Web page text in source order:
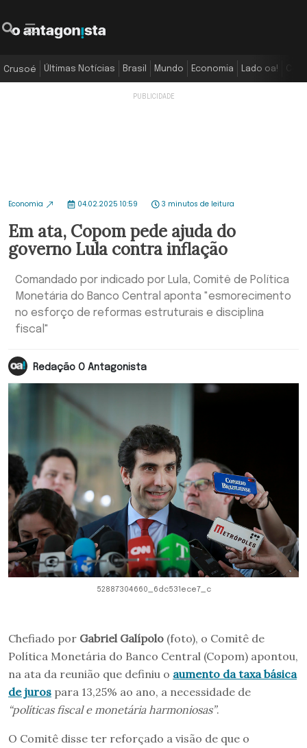
Crusoé Últimas Notícias Brasil Mundo Economia Lado oa!
Economia 04.02.2025 10:59 3 minutos de leitura
Em ata, Copom pede ajuda do
governo Lula contra inflação
Comandado por indicado por Lula, Comitê de Política
Monetária do Banco Central aponta "esmorecimento
no esforço de reformas estruturais e disciplina
fiscal"
Redação O Antagonista
52887304660_6dc531ece7_c
Chefiado por Gabriel Galípolo (foto), o Comitê de
Política Monetária do Banco Central (Copom) apontou,
na ata da reunião que definiu o aumento da taxa básica
de juros para 13,25% ao ano, a necessidade de
“políticas fiscal e monetária harmoniosas”.
O Comitê disse ter reforçado a visão de que o